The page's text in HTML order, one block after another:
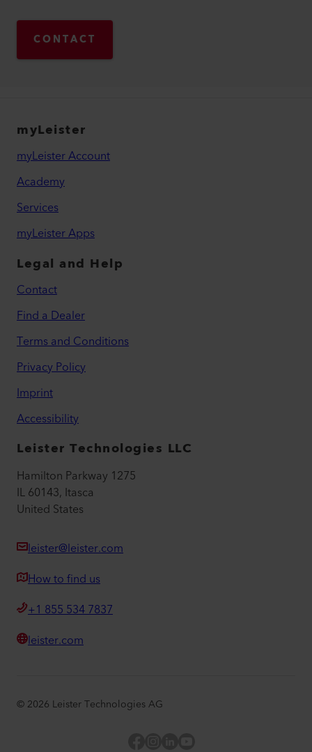
CONTACT
myLeister
myLeister Account
Academy
Services
myLeister Apps
Legal and Help
Contact
Find a Dealer
Terms and Conditions
Privacy Policy
Imprint
Accessibility
Leister Technologies LLC
Hamilton Parkway 1275
IL 60143, Itasca
United States
leister@leister.com
How to find us
+1 855 534 7837
leister.com
© 2026 Leister Technologies AG